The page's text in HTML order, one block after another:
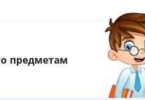
предметам